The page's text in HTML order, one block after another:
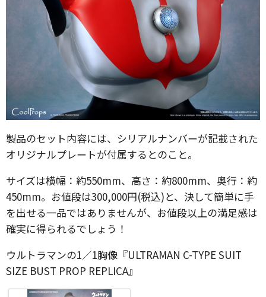
製品のセット内容には、シリアルナンバーが記載された
オリジナルプレートが付属するとのこと。
サイズは横幅：約550mm、高さ：約800mm、奥行：約
450mm。お値段は300,000円(税込)と、決して簡単に手
を出せる一品ではありませんが、お値段以上の満足感は
確実に得られるでしょう！
ウルトラマンの1／1胸像『ULTRAMAN C-TYPE SUIT
SIZE BUST PROP REPLICA』